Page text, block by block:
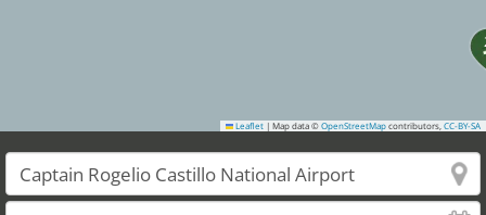
Leaflet | Map data © OpenStreetMap contributors, CC-BY-SA